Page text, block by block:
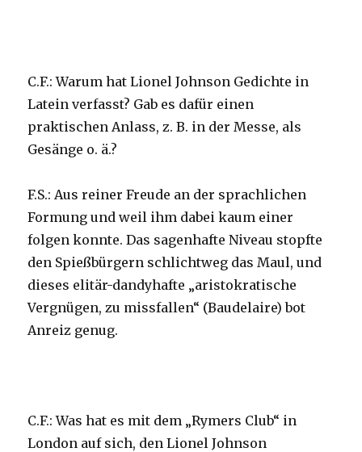
C.F.: Warum hat Lionel Johnson Gedichte in
Latein verfasst? Gab es dafür einen
praktischen Anlass, z. B. in der Messe, als
Gesänge o. ä.?
F.S.: Aus reiner Freude an der sprachlichen
Formung und weil ihm dabei kaum einer
folgen konnte. Das sagenhafte Niveau stopfte
den Spießbürgern schlichtweg das Maul, und
dieses elitär-dandyhafte „aristokratische
Vergnügen, zu missfallen“ (Baudelaire) bot
Anreiz genug.
C.F.: Was hat es mit dem „Rymers Club“ in
London auf sich, den Lionel Johnson